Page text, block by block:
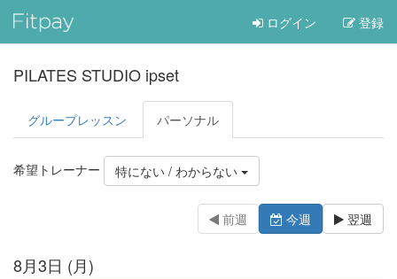
ログイン 登録
PILATES STUDIO ipset
グループレッスン パーソナル
希望トレーナー 特にない / わからない
前週 今週 翌週
8月3日 (月)